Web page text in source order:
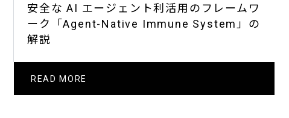
安全な AI エージェント利活用のフレームワ
ーク「Agent-Native Immune System」の
解説
READ MORE